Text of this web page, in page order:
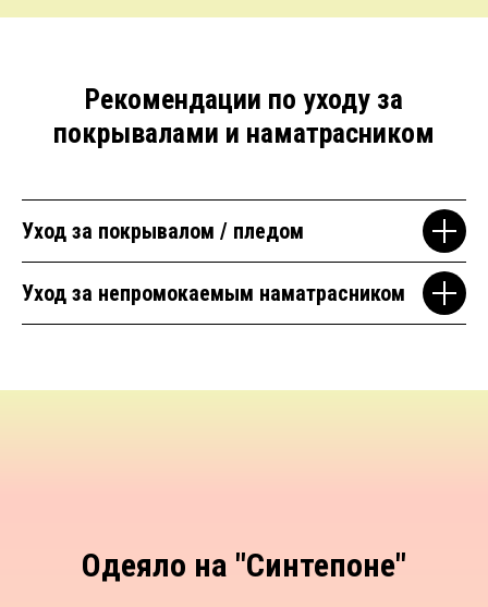
Рекомендации по уходу за
покрывалами и наматрасником
Уход за покрывалом / пледом
Уход за непромокаемым наматрасником
Одеяло на "Синтепоне"